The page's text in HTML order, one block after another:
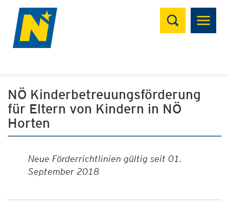
Suchen
NÖ Kinderbetreuungsförderung
für Eltern von Kindern in NÖ
Horten
Neue Förderrichtlinien gültig seit 01.
September 2018